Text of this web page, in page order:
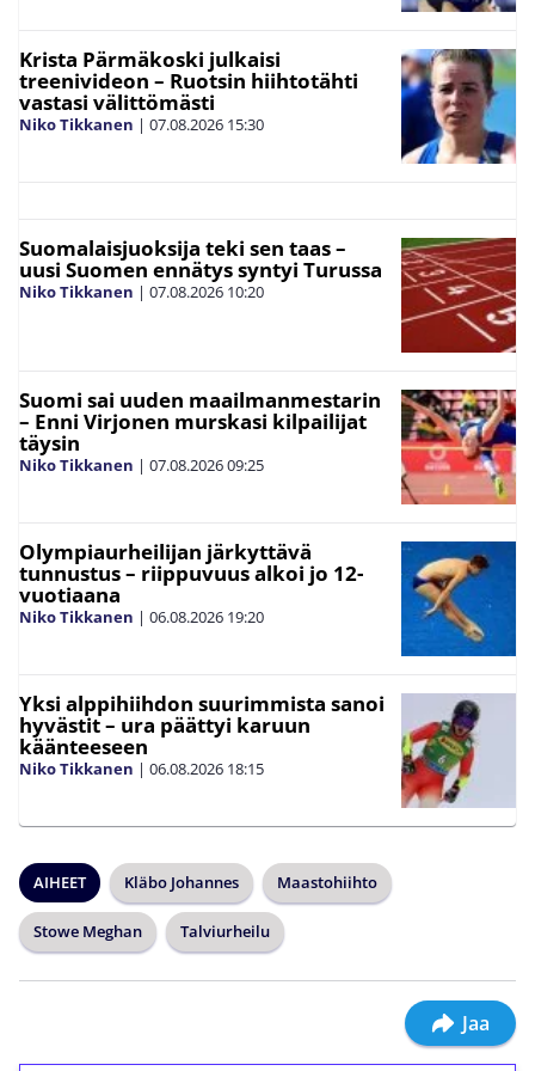
Krista Pärmäkoski julkaisi
treenivideon – Ruotsin hiihtotähti
vastasi välittömästi
Niko Tikkanen | 07.08.2026 15:30
Suomalaisjuoksija teki sen taas –
uusi Suomen ennätys syntyi Turussa
Niko Tikkanen | 07.08.2026 10:20
Suomi sai uuden maailmanmestarin
– Enni Virjonen murskasi kilpailijat
täysin
Niko Tikkanen | 07.08.202609:25
Olympiaurheilijan järkyttävä
tunnustus – riippuvuus alkoi jo 12-
vuotiaana
Niko Tikkanen | 06.08.2026 19:20
Yksi alppihiihdon suurimmista sanoi
hyvästit – ura päättyi karuun
käänteeseen
Niko Tikkanen | 06.08.2026 18:15
AIHEET Kläbo Johannes Maastohiihto
Stowe Meghan Talviurheilu
Jaa